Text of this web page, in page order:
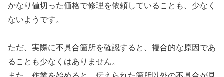
かなり値切った価格で修理を依頼していることも、少なく
ないようです。
ただ、実際に不具合箇所を確認すると、複合的な原因であ
ることも少なくはありません。